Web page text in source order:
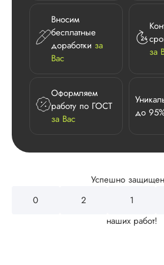
Вносим
бесплатные
доработки за
Вас
за
Оформляем
работу по ГОСТ
за Вас
до
Успешно
4
2
0
наших работ!